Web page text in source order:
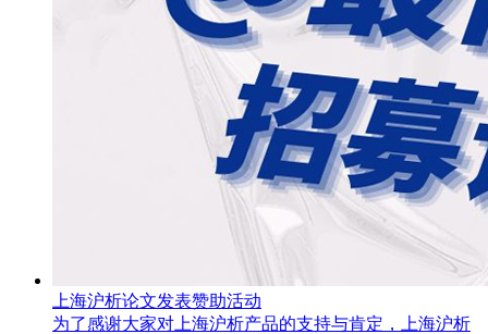
上海沪析论文发表赞助活动
为了感谢大家对上海沪析产品的支持与肯定，上海沪析